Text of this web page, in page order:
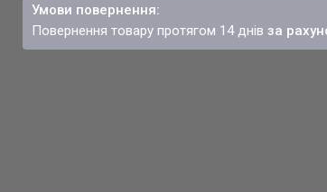
повернення товару протягом 14 днівза